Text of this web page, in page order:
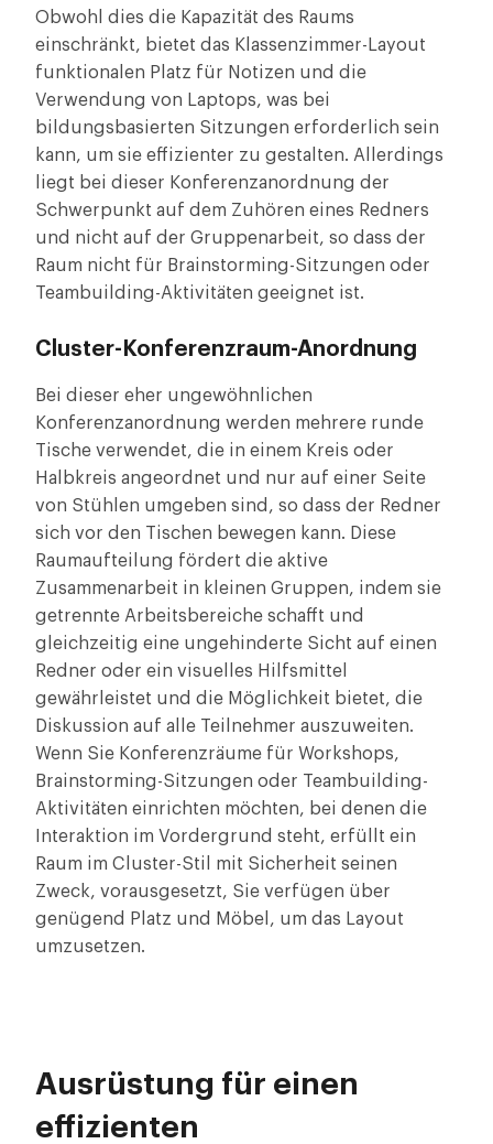
Obwohl dies die Kapazität des Raums
einschränkt, bietet das Klassenzimmer-Layout
funktionalen Platz für Notizen und die
Verwendung von Laptops, was bei
bildungsbasierten Sitzungen erforderlich sein
kann, um sie effizienter zu gestalten. Allerdings
liegt bei dieser Konferenzanordnung der
Schwerpunkt auf dem Zuhören eines Redners
und nicht auf der Gruppenarbeit, so dass der
Raum nicht für Brainstorming-Sitzungen oder
Teambuilding-Aktivitäten geeignet ist.
Cluster-Konferenzraum-Anordnung
Bei dieser eher ungewöhnlichen
Konferenzanordnung werden mehrere runde
Tische verwendet, die in einem Kreis oder
Halbkreis angeordnet und nur auf einer Seite
von Stühlen umgeben sind, so dass der Redner
sich vor den Tischen bewegen kann. Diese
Raumaufteilung fördert die aktive
Zusammenarbeit in kleinen Gruppen, indem sie
getrennte Arbeitsbereiche schafft und
gleichzeitig eine ungehinderte Sicht auf einen
Redner oder ein visuelles Hilfsmittel
gewährleistet und die Möglichkeit bietet, die
Diskussion auf alle Teilnehmer auszuweiten.
Wenn Sie Konferenzräume für Workshops,
Brainstorming-Sitzungen oder Teambuilding-
Aktivitäten einrichten möchten, bei denen die
Interaktion im Vordergrund steht, erfüllt ein
Raum im Cluster-Stil mit Sicherheit seinen
Zweck, vorausgesetzt, Sie verfügen über
genügend Platz und Möbel, um das Layout
umzusetzen.
Ausrüstung für einen
effizienten